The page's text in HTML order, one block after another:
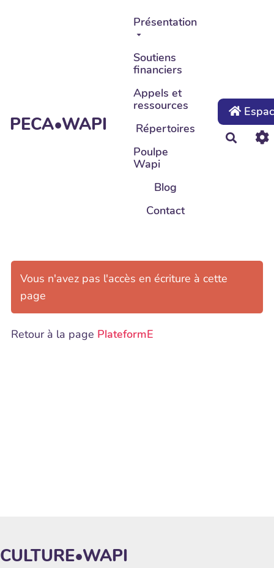
Aller au contenu principal
PECA•WAPI
Présentation
Soutiens
financiers
Appels et
ressources
Répertoires
Poulpe
Wapi
Blog
Contact
Vous n'avez pas l'accès en écriture à cette
page
Retour à la page PlateformE
CULTURE•WAPI